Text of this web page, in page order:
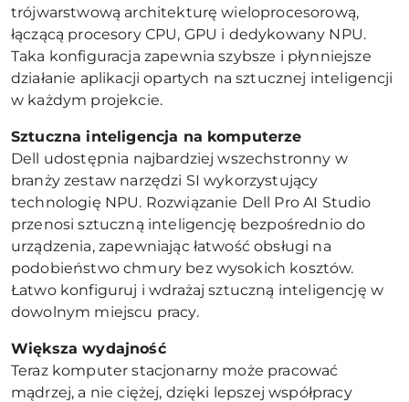
trójwarstwową architekturę wieloprocesorową,
łączącą procesory CPU, GPU i dedykowany NPU.
Taka konfiguracja zapewnia szybsze i płynniejsze
działanie aplikacji opartych na sztucznej inteligencji
w każdym projekcie.
Sztuczna inteligencja na komputerze
Dell udostępnia najbardziej wszechstronny w
branży zestaw narzędzi SI wykorzystujący
technologię NPU. Rozwiązanie Dell Pro AI Studio
przenosi sztuczną inteligencję bezpośrednio do
urządzenia, zapewniając łatwość obsługi na
podobieństwo chmury bez wysokich kosztów.
Łatwo konfiguruj i wdrażaj sztuczną inteligencję w
dowolnym miejscu pracy.
Większa wydajność
Teraz komputer stacjonarny może pracować
mądrzej, a nie ciężej, dzięki lepszej współpracy